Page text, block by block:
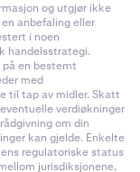
og utgjør ikke
anbefaling eller
i noen
handelsstrategi.
på en bestemt
med
til tap av midler. Skatt
verdiøkninger
om din
kan gjelde. Enkelte
regulatoriske status
jurisdiksjonene,